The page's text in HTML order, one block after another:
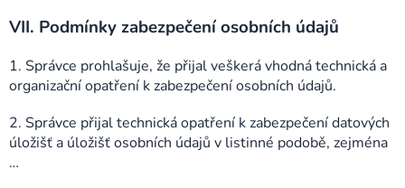
VII. Podmínky zabezpečení osobních údajů
1. Správce prohlašuje, že přijal veškerá vhodná technická a
organizační opatření k zabezpečení osobních údajů.
2. Správce přijal technická opatření k zabezpečení datových
úložišť a úložišť osobních údajů v listinné podobě, zejména
…